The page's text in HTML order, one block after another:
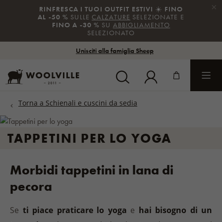
RINFRESCA I TUOI OUTFIT ESTIVI ☀️ FINO
AL -50 % SULLE CALZATURE SELEZIONATE E
FINO A -30 % SU ABBIGLIAMENTO
SELEZIONATO
×
Unisciti alla famiglia Sheep
TAPPETINI PER LO YOGA
Morbidi tappetini in lana di
pecora
Se ti piace praticare lo yoga e hai bisogno di un